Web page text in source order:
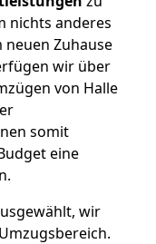
nichts anderes
Zuhause
wir über
von Halle
somit
eine
wir